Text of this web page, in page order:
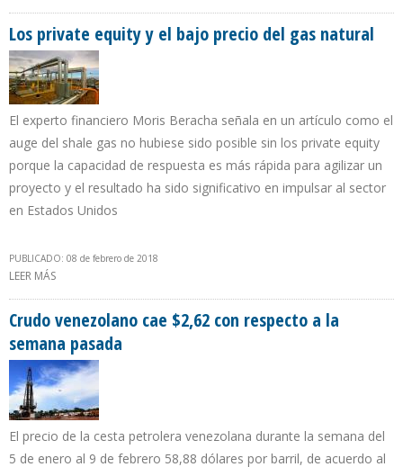
Los private equity y el bajo precio del gas natural
El experto financiero Moris Beracha señala en un artículo como el
auge del shale gas no hubiese sido posible sin los private equity
porque la capacidad de respuesta es más rápida para agilizar un
proyecto y el resultado ha sido significativo en impulsar al sector
en Estados Unidos
PUBLICADO: 08 de febrero de 2018
LEER MÁS
Crudo venezolano cae $2,62 con respecto a la
semana pasada
El precio de la cesta petrolera venezolana durante la semana del
5 de enero al 9 de febrero 58,88 dólares por barril, de acuerdo al